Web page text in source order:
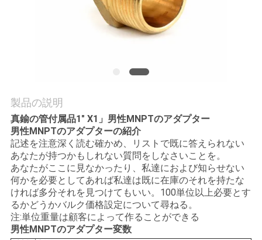
に
連
絡
し
な
さ
い
製品の説明
真鍮の管付属品1" X1」男性MNPTのアダプター
男性MNPTのアダプターの紹介
記述を注意深く読む確かめ、リストで既に答えられない
あなたが持つかもしれない質問をしなさいことを。
あなたがここに見なかったり、私達におよび知らせない
何かを必要としてあれば私達は既に在庫のそれを持たな
ければ多分それを見つけてもいい。100単位以上必要とす
るかどうかバルク価格設定について尋ねる。
注:単位重量は顧客によって作ることができる
男性MNPTのアダプター変数